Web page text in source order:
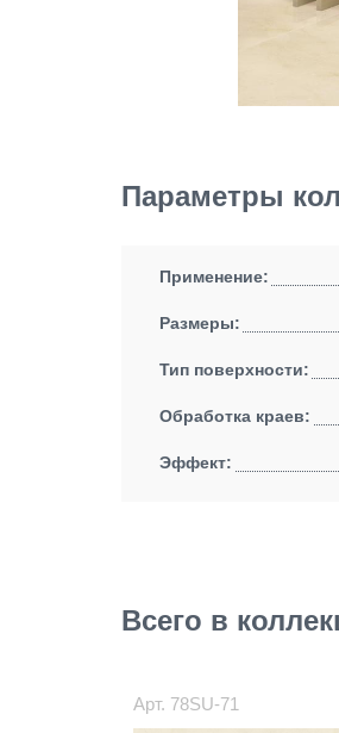
Параметры
Применение:
Размеры:
Тип поверхности:
Обработка краев:
Эффект:
Всего в
Арт. 78SU-71